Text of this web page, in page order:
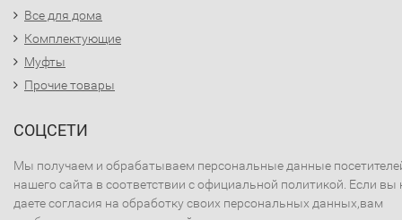
Все для дома
Комплектующие
Муфты
Прочие товары
СОЦСЕТИ
Мы получаем и обрабатываем персональные данные
нашего сайта в соответствии с официальной политикой. Если вы
даете согласия на обработку своих персональных данных,вам